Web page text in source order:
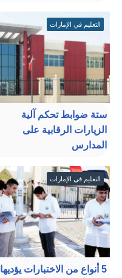
التعليم في الإمارات
ستة ضوابط تحكم آلية
الزيارات الرقابية على
المدارس
التعليم في الإمارات
5 أنواع من الاختبارات يؤديها